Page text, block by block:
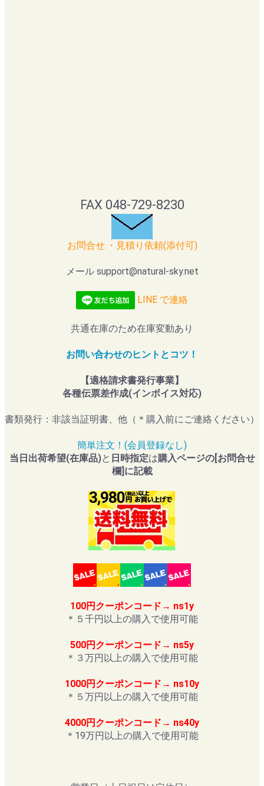
FAX 048-729-8230
お問合せ.・見積り依頼(添付可)
メール support@natural-sky.net
LINE で連絡
共通在庫のため在庫変動あり
お問い合わせのヒントとコツ！
【適格請求書発行事業】
各種伝票差作成(インボイス対応)
書類発行：非該当証明書、他（＊購入前にご連絡ください）
簡単注文！(会員登録なし)
当日出荷希望(在庫品)と 日時指定は購入ページの[お問合せ
欄]に記載
100円クーポンコード→ ns1y
＊５千円以上の購入で使用可能
500円クーポンコード→ ns5y
＊３万円以上の購入で使用可能
1000円クーポンコード→ ns10y
＊５万円以上の購入で使用可能
4000円クーポンコード→ ns40y
＊19万円以上の購入で使用可能